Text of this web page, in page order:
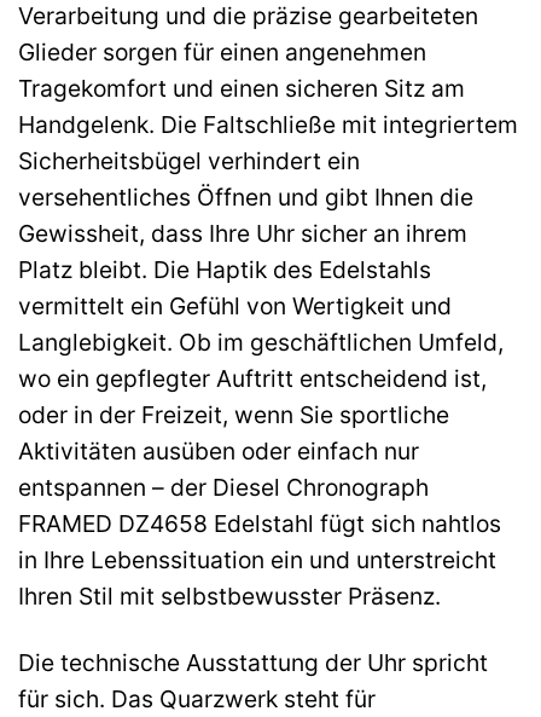
Verarbeitung und die präzise gearbeiteten
Glieder sorgen für einen angenehmen
Tragekomfort und einen sicheren Sitz am
Handgelenk. Die Faltschließe mit integriertem
Sicherheitsbügel verhindert ein
versehentliches Öffnen und gibt Ihnen die
Gewissheit, dass Ihre Uhr sicher an ihrem
Platz bleibt. Die Haptik des Edelstahls
vermittelt ein Gefühl von Wertigkeit und
Langlebigkeit. Ob im geschäftlichen Umfeld,
wo ein gepflegter Auftritt entscheidend ist,
oder in der Freizeit, wenn Sie sportliche
Aktivitäten ausüben oder einfach nur
entspannen – der Diesel Chronograph
FRAMED DZ4658 Edelstahl fügt sich nahtlos
in Ihre Lebenssituation ein und unterstreicht
Ihren Stil mit selbstbewusster Präsenz.
Die technische Ausstattung der Uhr spricht
für sich. Das Quarzwerk steht für